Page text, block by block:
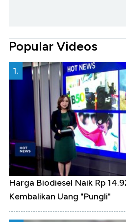
Popular Videos
1.
Harga Biodiesel Naik Rp
Kembalikan Uang "Pungli"